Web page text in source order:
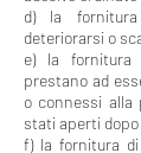
d) la
deteriorarsi o
e) la
prestano ad
o connessi alla
stati aperti
f) la fornitura